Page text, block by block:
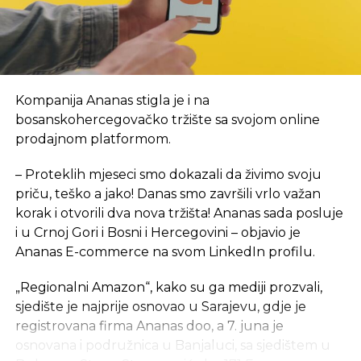
početak, kancelarije NTP-a biće u novom objektu
Arhitektonsko-građevinsko-geodetskog fakulteta i
Šumarskog fakulteta, u krugu Univerzitetskog
grada. Inače, lokacija je u neposrednoj blizini
tehničke dokumentacije tada bila u toku. Tada je i
rečeno da se na proljeće 2024. godine planira
polaganje kamena temeljca za izgradnju ovog
metara, sa planiranim rokom od 24 mjeseca, a tada
je procijenjeno da će okvirna vrijednost objekta,
neophodnom opremom i laboratorijom, iznositi 15
mil EUR.
odobrio sredstva za dva projekta u Srpskoj– jedan
je izgradnja Studentskog centra u Foči, a drugi
izgradnja Naučno-tehnološkog parka u Banjaluci.
Kompanija Ananas stigla je i na
bosanskohercegovačko tržište sa svojom online
prodajnom platformom.
– Proteklih mjeseci smo dokazali da živimo svoju
priču, teško a jako! Danas smo završili vrlo važan
korak i otvorili dva nova tržišta! Ananas sada posluje
i u Crnoj Gori i Bosni i Hercegovini – objavio je
Ananas E-commerce na svom LinkedIn profilu.
„Regionalni Amazon“, kako su ga mediji prozvali,
sjedište je najprije osnovao u Sarajevu, gdje je
registrovana firma Ananas doo, a 7. juna je
osnovana i podružnica u Banjaluci, sa sjedištem u